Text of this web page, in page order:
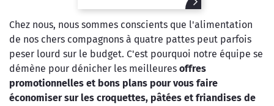
Chez nous, nous sommes conscients que l'alimentation
de nos chers compagnons à quatre pattes peut parfois
peser lourd sur le budget. C'est pourquoi notre équipe se
démène pour dénicher les meilleures offres
promotionnelles et bons plans pour vous faire
économiser sur les croquettes, pâtées et friandises de